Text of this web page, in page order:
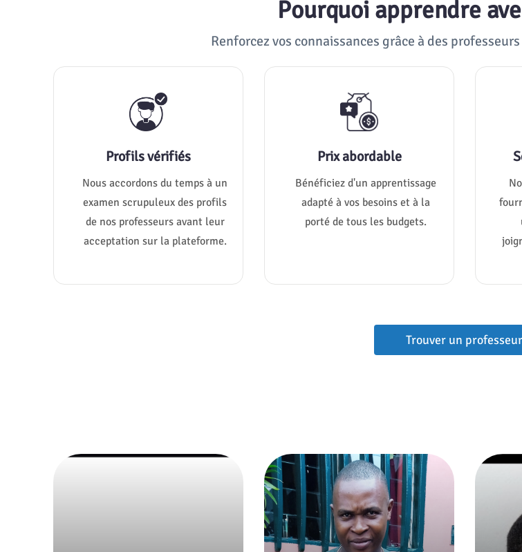
Pourquoi apprendre
Renforcez vos connaissances grâce à des
Profils vérifiés
Nous accordons du temps à un
examen scrupuleux des profils
de nos professeurs avant leur
acceptation sur la plateforme.
Prix abordable
Bénéficiez d'un apprentissage
adapté à vos besoins et à la
porté de tous les budgets.
Trouver un professeur